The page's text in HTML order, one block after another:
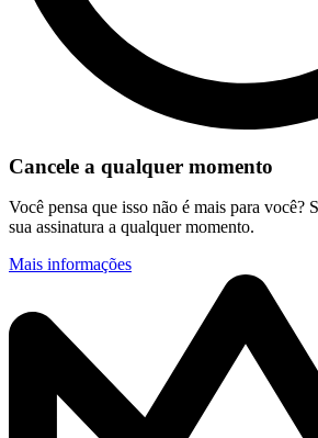
Cancele a qualquer momento
Você pensa que isso não é mais para você?
sua assinatura a qualquer momento.
Mais informações